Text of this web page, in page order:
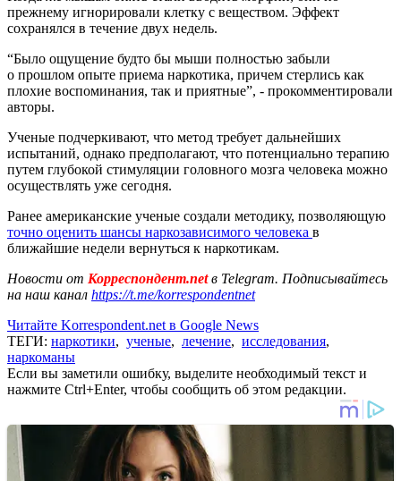
прежнему игнорировали клетку с веществом. Эффект
сохранялся в течение двух недель.
“Было ощущение будто бы мыши полностью забыли
о прошлом опыте приема наркотика, причем стерлись как
плохие воспоминания, так и приятные”, - прокомментировали
авторы.
Ученые подчеркивают, что метод требует дальнейших
испытаний, однако предполагают, что потенциально терапию
путем глубокой стимуляции головного мозга человека можно
осуществлять уже сегодня.
Ранее американские ученые создали методику, позволяющую
точно оценить шансы наркозависимого человека в
ближайшие недели вернуться к наркотикам.
Новости от Корреспондент.netв Telegram. Подписывайтесь
на наш канал https://t.me/korrespondentnet
Читайте Korrespondent.net в Google News
ТЕГИ: наркотики, ученые, лечение, исследования,
наркоманы
Если вы заметили ошибку, выделите необходимый текст и
нажмите Ctrl+Enter, чтобы сообщить об этом редакции.